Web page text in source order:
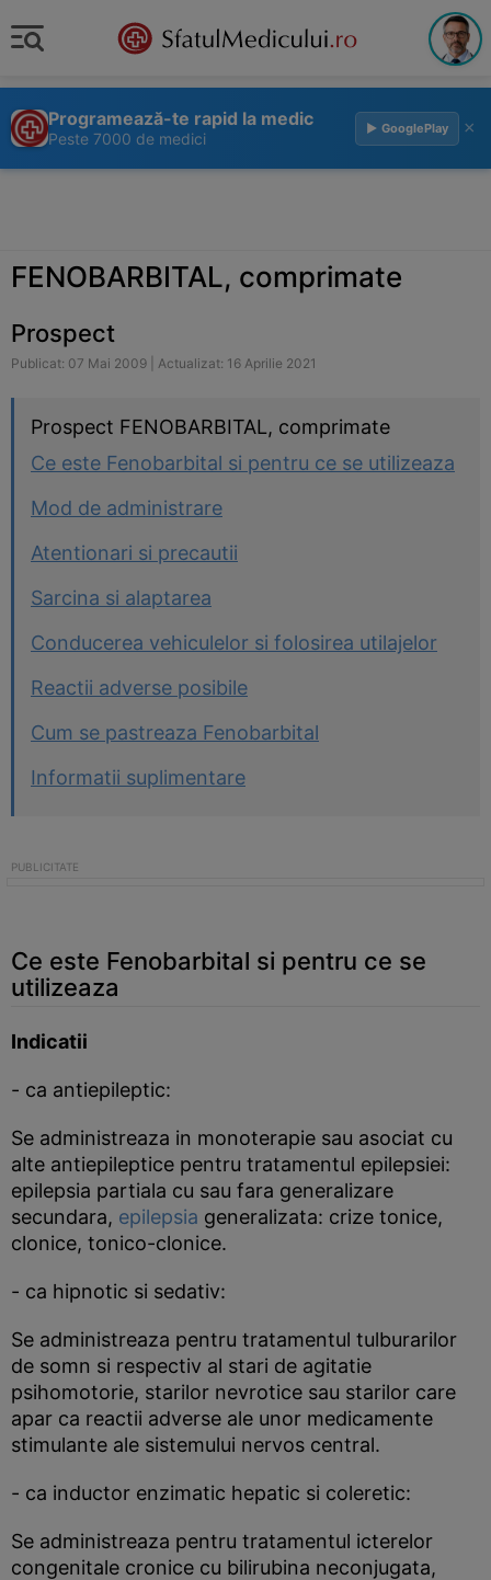
Programează-te rapid la medic
Peste 7000 de medici
▶ GooglePlay ×
FENOBARBITAL, comprimate
Prospect
Publicat: 07 Mai 2009 | Actualizat: 16 Aprilie 2021
Prospect FENOBARBITAL, comprimate
Ce este Fenobarbital si pentru ce se utilizeaza
Mod de administrare
Atentionari si precautii
Sarcina si alaptarea
Conducerea vehiculelor si folosirea utilajelor
Reactii adverse posibile
Cum se pastreaza Fenobarbital
Informatii suplimentare
Ce este Fenobarbital si pentru ce se
utilizeaza
Indicatii
- ca antiepileptic:
Se administreaza in monoterapie sau asociat cu
alte antiepileptice pentru tratamentul epilepsiei:
epilepsia partiala cu sau fara generalizare
secundara, epilepsia generalizata: crize tonice,
clonice, tonico-clonice.
- ca hipnotic si sedativ:
Se administreaza pentru tratamentul tulburarilor
de somn si respectiv al stari de agitatie
psihomotorie, starilor nevrotice sau starilor care
apar ca reactii adverse ale unor medicamente
stimulante ale sistemului nervos central.
- ca inductor enzimatic hepatic si coleretic:
Se administreaza pentru tratamentul icterelor
congenitale cronice cu bilirubina neconjugata,